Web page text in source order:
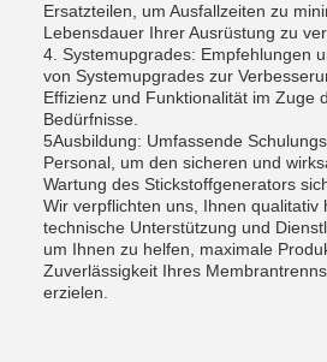
Ersatzteilen, um Ausfallzeiten zu
Lebensdauer Ihrer Ausrüstung zu
4. Systemupgrades: Empfehlungen
von Systemupgrades zur
Effizienz und Funktionalität im Zuge
Bedürfnisse.
5Ausbildung: Umfassende
Personal, um den sicheren und
Wartung des Stickstoffgenerators
Wir verpflichten uns, Ihnen qualitativ
technische Unterstützung und
um Ihnen zu helfen, maximale
Zuverlässigkeit Ihres
erzielen.